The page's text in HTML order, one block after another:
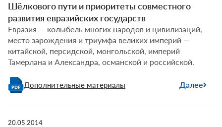
Шёлкового пути и приоритеты совместного
развития евразийских государств
Евразия — колыбель многих народов и цивилизаций,
место зарождения и триумфа великих империй —
китайской, персидской, монгольской, империй
Тамерлана и Александра, османской и российской.
Дополнительные материалы Далее
20.05.2014